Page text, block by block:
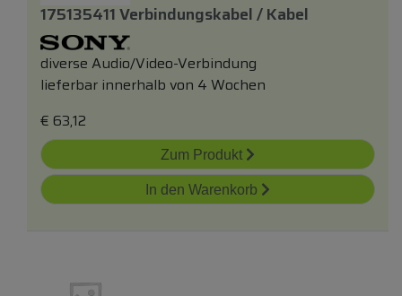
175135411 Verbindungskabel / Kabel
diverse Audio/Video-Verbindung
lieferbar innerhalb von 4 Wochen
€ 63,12
Zum Produkt
In den Warenkorb